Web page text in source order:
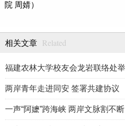
院 周婧）
相关文章 Related
两岸青年走进同安 签署共建协议
一声“阿嬷”跨海峡 两岸文脉割不断